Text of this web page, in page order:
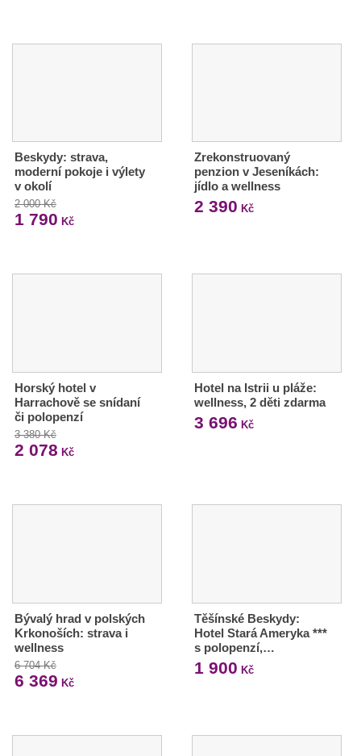
Beskydy: strava,
moderní pokoje i výlety
v okolí
2 000 Kč
1 790 Kč
Zrekonstruovaný
penzion v Jeseníkách:
jídlo a wellness
2 390 Kč
Horský hotel v
Harrachově se snídaní
či polopenzí
3 380 Kč
2 078 Kč
Hotel na Istrii u pláže:
wellness, 2 děti zdarma
3 696 Kč
Bývalý hrad v polských
Krkonoších: strava i
wellness
6 704 Kč
6 369 Kč
Těšínské Beskydy:
Hotel Stará Ameryka ***
s polopenzí,…
1 900 Kč